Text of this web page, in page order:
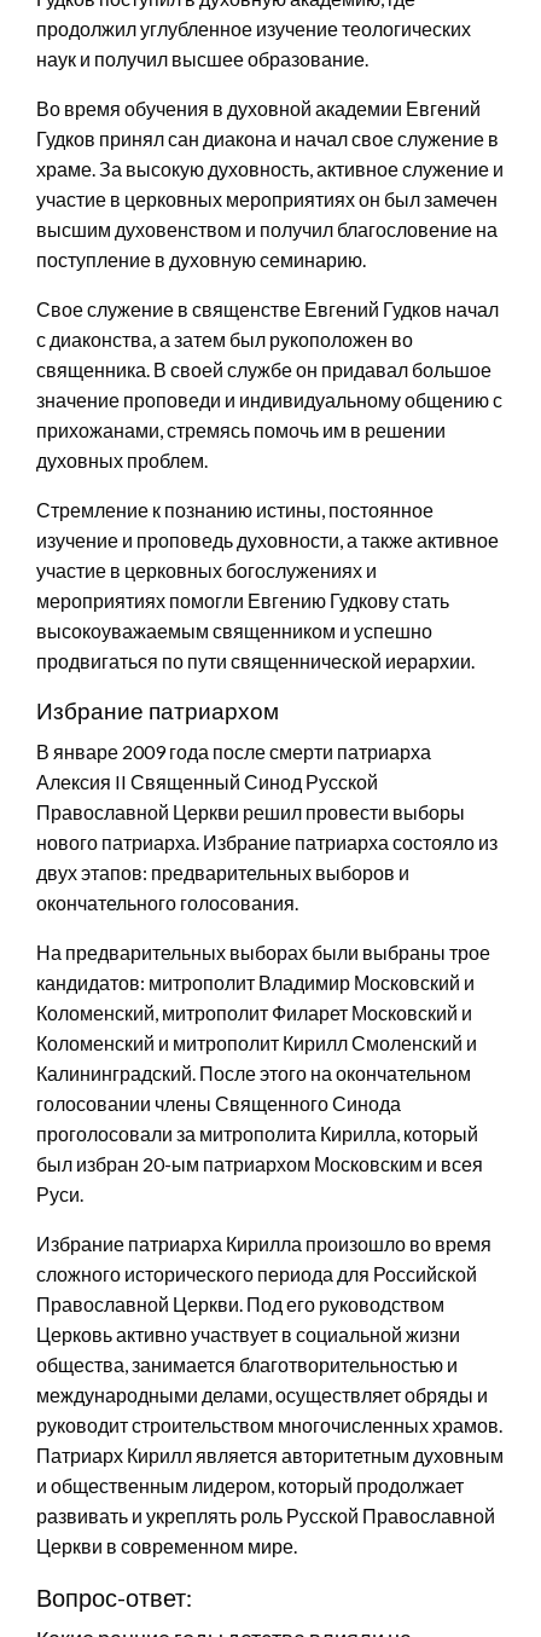
продолжил углубленное изучение теологических
наук и получил высшее образование.
Во время обучения в духовной академии Евгений
Гудков принял сан диакона и начал свое служение в
храме. За высокую духовность, активное служение и
участие в церковных мероприятиях он был замечен
высшим духовенством и получил благословение на
поступление в духовную семинарию.
Свое служение в священстве Евгений Гудков начал
с диаконства, а затем был рукоположен во
священника. В своей службе он придавал большое
значение проповеди и индивидуальному общению с
прихожанами, стремясь помочь им в решении
духовных проблем.
Стремление к познанию истины, постоянное
изучение и проповедь духовности, а также активное
участие в церковных богослужениях и
мероприятиях помогли Евгению Гудкову стать
высокоуважаемым священником и успешно
продвигаться по пути священнической иерархии.
Избрание патриархом
В январе 2009 года после смерти патриарха
Алексия II Священный Синод Русской
Православной Церкви решил провести выборы
нового патриарха. Избрание патриарха состояло из
двух этапов: предварительных выборов и
окончательного голосования.
На предварительных выборах были выбраны трое
кандидатов: митрополит Владимир Московский и
Коломенский, митрополит Филарет Московский и
Коломенский и митрополит Кирилл Смоленский и
Калининградский. После этого на окончательном
голосовании члены Священного Синода
проголосовали за митрополита Кирилла, который
был избран 20-ым патриархом Московским и всея
Руси.
Избрание патриарха Кирилла произошло во время
сложного исторического периода для Российской
Православной Церкви. Под его руководством
Церковь активно участвует в социальной жизни
общества, занимается благотворительностью и
международными делами, осуществляет обряды и
руководит строительством многочисленных храмов.
Патриарх Кирилл является авторитетным духовным
и общественным лидером, который продолжает
развивать и укреплять роль Русской Православной
Церкви в современном мире.
Вопрос-ответ: